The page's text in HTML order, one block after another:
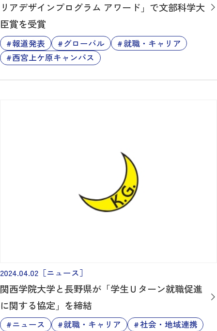
リアデザインプログラム アワード」で文部科学大
臣賞を受賞
報道発表 グローバル
就職・キャリア
西宮上ケ原キャンパス
2024.04.02 ［ニュース］
関西学院大学と長野県が「学生Ｕターン就職促進
に関する協定」を締結
ニュース 就職・キャリア 社会・地域連携